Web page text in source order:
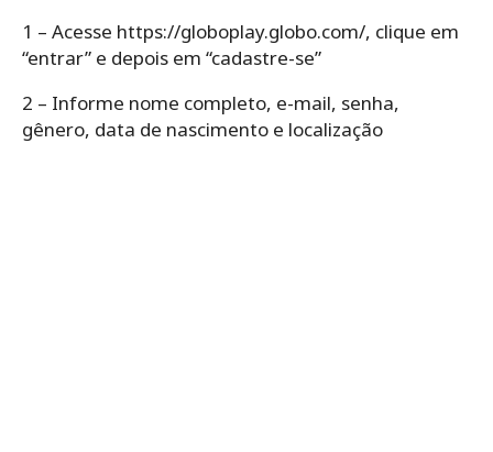
1 – Acesse https://globoplay.globo.com/, clique em
“entrar” e depois em “cadastre-se”
2 – Informe nome completo, e-mail, senha,
gênero, data de nascimento e localização